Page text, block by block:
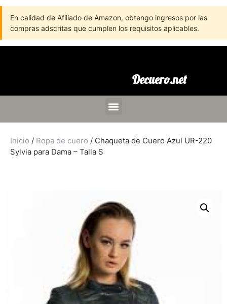
En calidad de Afiliado de Amazon, obtengo ingresos por las
compras adscritas que cumplen los requisitos aplicables.
Decuero.net
Inicio / Ropa de cuero / Chaqueta de Cuero Azul UR-220
Sylvia para Dama – Talla S